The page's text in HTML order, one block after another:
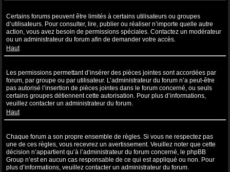
Certains forums peuvent être limités à certains utilisateurs ou groupes
d’utilisateurs. Pour consulter, lire, publier ou réaliser n’importe quelle autre
action, vous avez besoin de permissions spéciales. Contactez un modérateur
ou un administrateur du forum afin de demander votre accès.
Haut
Les permissions permettant d’insérer des pièces jointes sont accordées par
forum, par groupe ou par utilisateur. L’administrateur du forum n’a peut-être
pas autorisé l’insertion de pièces jointes dans le forum concerné, ou seuls
certains groupes détiennent cette autorisation. Pour plus d’informations,
veuillez contacter un administrateur du forum.
Haut
Chaque forum a son propre ensemble de règles. Si vous ne respectez pas
une de ces règles, vous recevrez un avertissement. Veuillez noter que cette
décision n’appartient qu’à l’administrateur du forum concerné, le phpBB
Group n’est en aucun cas responsable de ce qui est appliqué ou non. Pour
plus d’informations, veuillez contacter un administrateur du forum.